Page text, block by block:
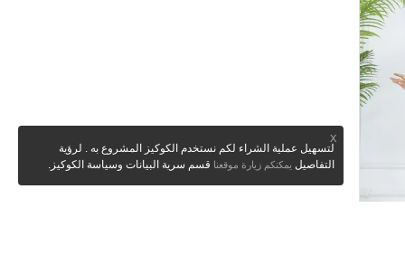
X
لتسهيل عملية الشراء لكم نستخدم الكوكيز المشروع به . لرؤية
التفاصيل يمكنكم زيارة موقعنا قسم سرية البيانات وسياسة الكوكيز.